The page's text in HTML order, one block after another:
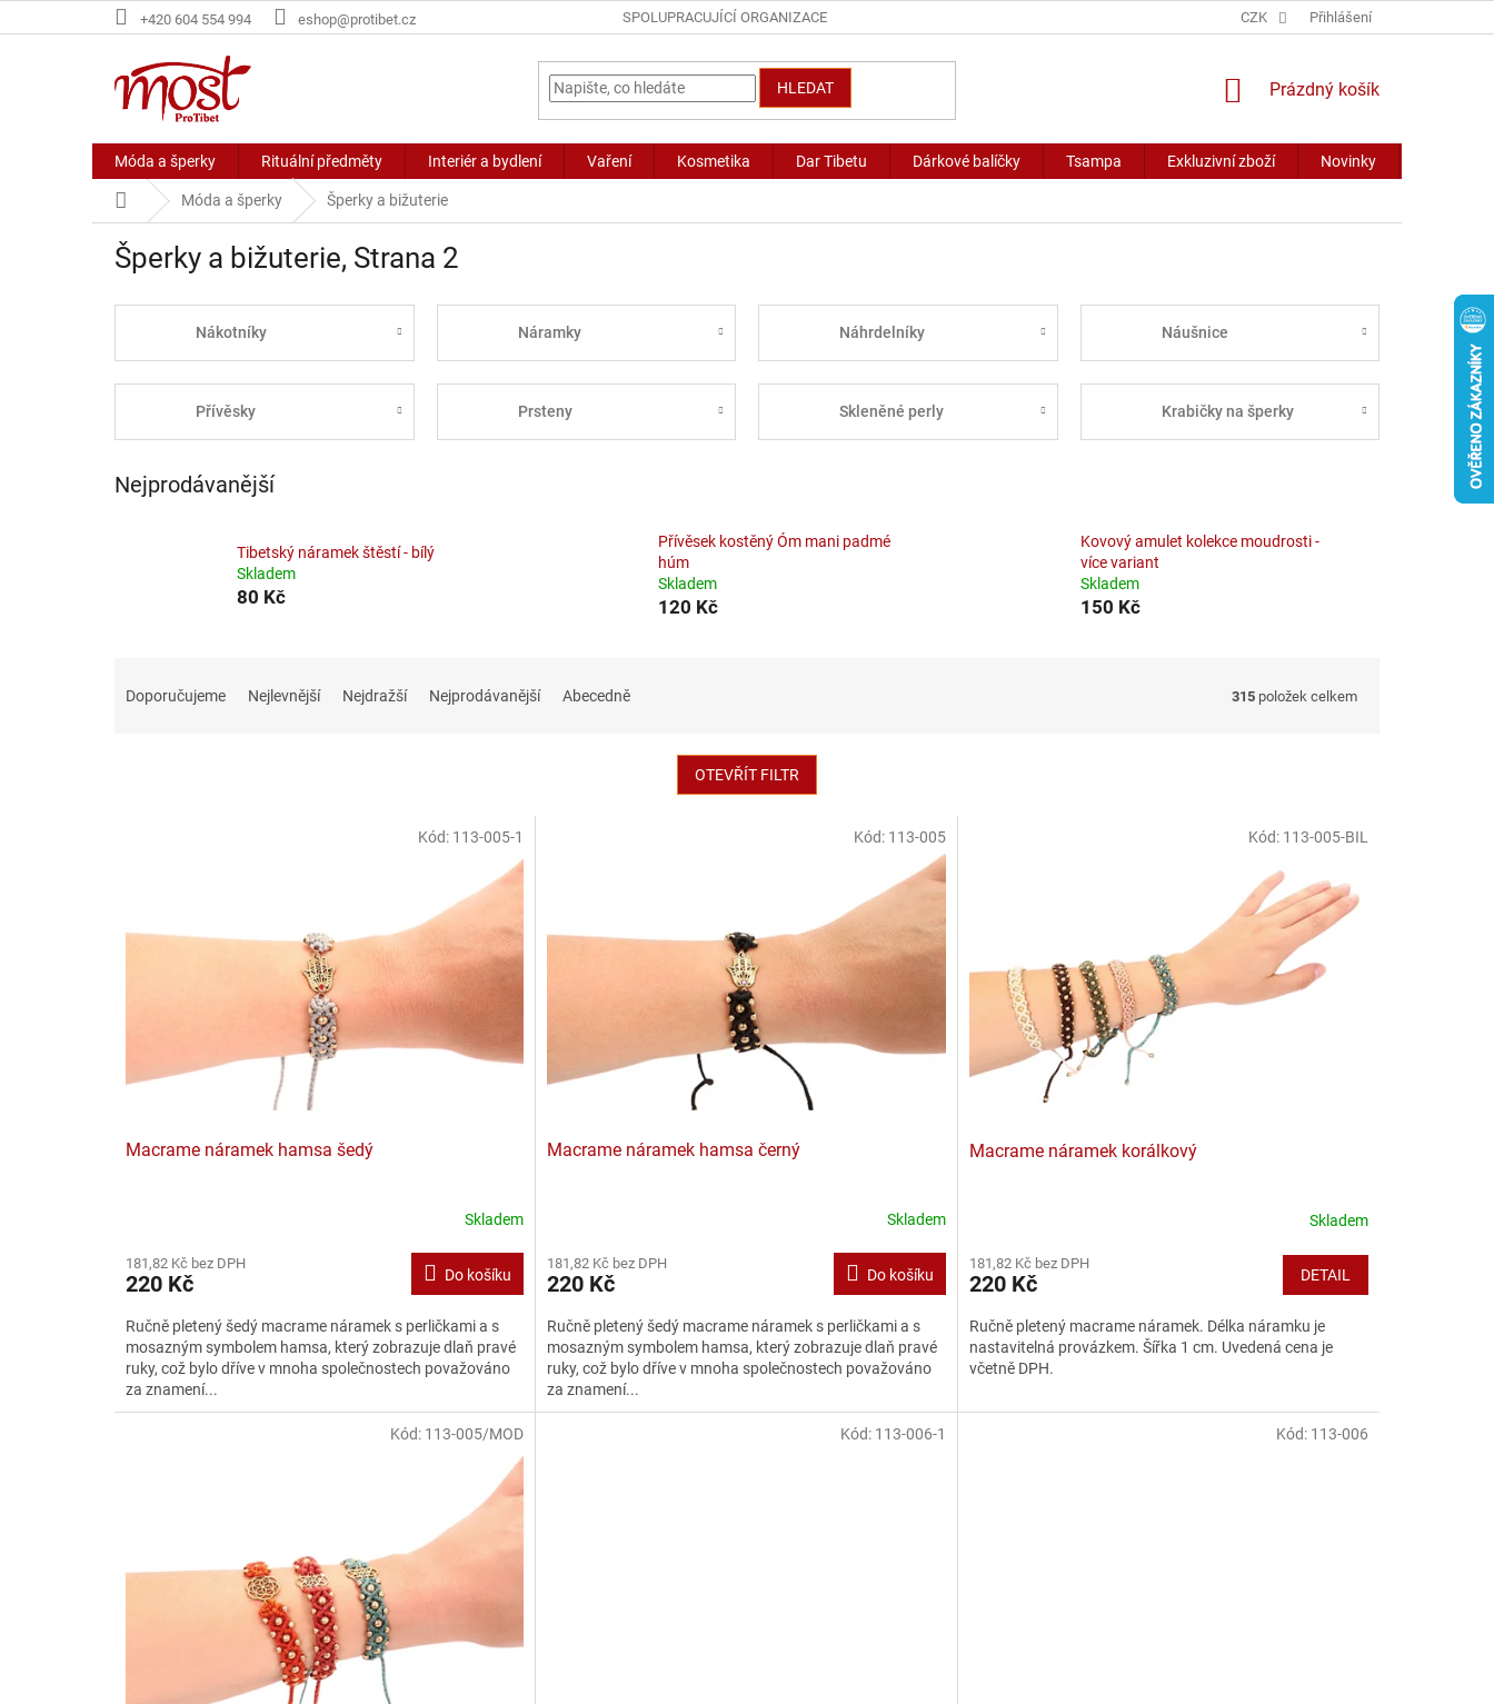
na
+420 604 554 994 eshop@protibet.cz SPOLUPRACUJÍCÍ ORGANIZACE CZK Přihlášení
HLEDAT
NÁKUPNÍ
Prázdný košík
Móda a šperky Rituální předměty Interiér a bydlení Vaření Kosmetika Dar Tibetu Dárkové balíčky Tsampa Exkluzivní zboží Novinky
Domů Móda a šperky Šperky a bižuterie
Šperky a bižuterie, Strana 2
Nákotníky Náramky Náhrdelníky Náušnice
Přívěsky Prsteny Skleněné perly Krabičky na šperky
Nejprodávanější
Tibetský náramek štěstí - bílý
Skladem
80 Kč
Přívěsek kostěný Óm mani padmé
húm
Skladem
120 Kč
Kovový amulet kolekce moudrosti -
více variant
Skladem
150 Kč
Doporučujeme Nejlevnější Nejdražší Nejprodávanější Abecedně 315 položek celkem
OTEVŘÍT FILTR
Macrame náramek hamsa šedý
Skladem
181,82 Kč bez DPH
220 Kč Do košíku
Ručně pletený šedý macrame náramek s perličkami a s
mosazným symbolem hamsa, který zobrazuje dlaň pravé
ruky, což bylo dříve v mnoha společnostech považováno
za znamení...
Kód: 113-005-1
Macrame náramek hamsa černý
Skladem
181,82 Kč bez DPH
220 Kč Do košíku
Ručně pletený šedý macrame náramek s perličkami a s
mosazným symbolem hamsa, který zobrazuje dlaň pravé
ruky, což bylo dříve v mnoha společnostech považováno
za znamení...
Kód: 113-005
Macrame náramek korálkový
Skladem
181,82 Kč bez DPH
220 Kč DETAIL
Ručně pletený macrame náramek. Délka náramku je
nastavitelná provázkem. Šířka 1 cm. Uvedená cena je
včetně DPH.
Kód: 113-005-BIL
Kód: 113-005/MOD Kód: 113-006-1 Kód: 113-006